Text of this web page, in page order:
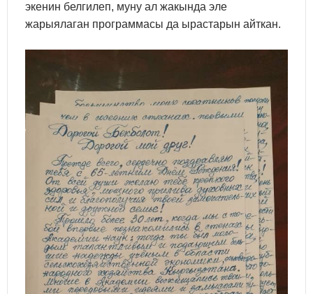
экенин белгилеп, муну ал жакында эле
жарыялаган программасы да ырастарын айткан.